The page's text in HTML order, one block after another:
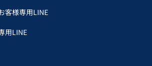
客様専用LINE
用LINE